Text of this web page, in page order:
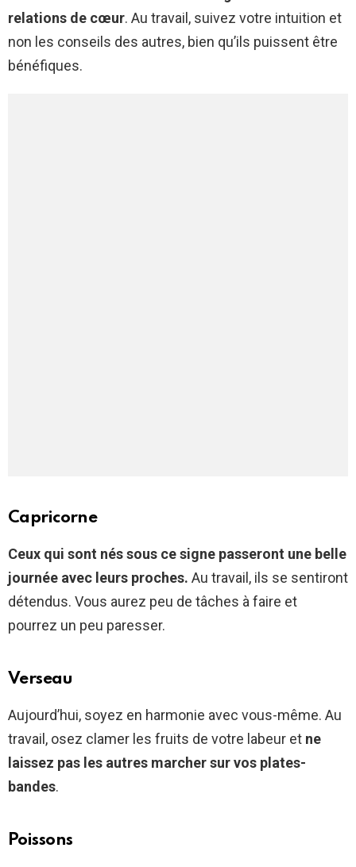
relations de cœur. Au travail, suivez votre intuition et
non les conseils des autres, bien qu’ils puissent être
bénéfiques.
Capricorne
Ceux qui sont nés sous ce signe passeront une belle
journée avec leurs proches. Au travail, ils se sentiront
détendus. Vous aurez peu de tâches à faire et
pourrez un peu paresser.
Verseau
Aujourd’hui, soyez en harmonie avec vous-même. Au
travail, osez clamer les fruits de votre labeur et ne
laissez pas les autres marcher sur vos plates-
bandes.
Poissons